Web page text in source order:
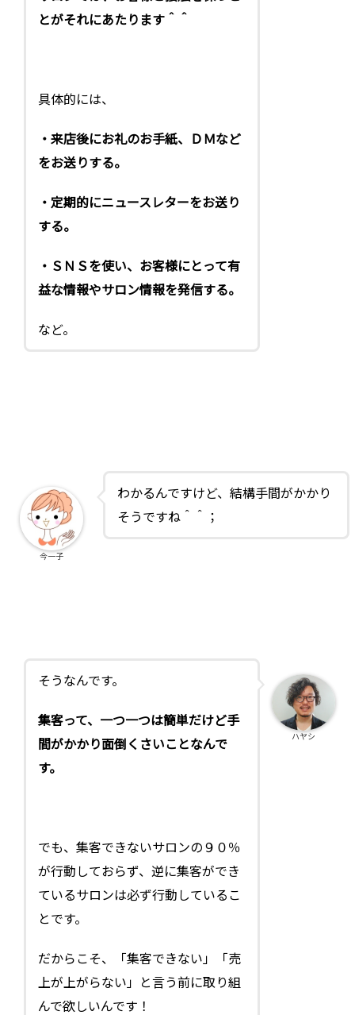
とがそれにあたります＾＾
具体的には、
・来店後にお礼のお手紙、ＤＭなど
をお送りする。
・定期的にニュースレターをお送り
する。
・ＳＮＳを使い、お客様にとって有
益な情報やサロン情報を発信する。
など。
わかるんですけど、結構手間がかかり
そうですね＾＾；
今一子
そうなんです。
集客って、一つ一つは簡単だけど手
間がかかり面倒くさいことなんで
す。
でも、集客できないサロンの９０％
が行動しておらず、逆に集客ができ
ているサロンは必ず行動しているこ
とです。
だからこそ、「集客できない」「売
上が上がらない」と言う前に取り組
んで欲しいんです！
ハヤシ